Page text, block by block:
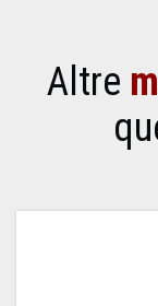
Altre